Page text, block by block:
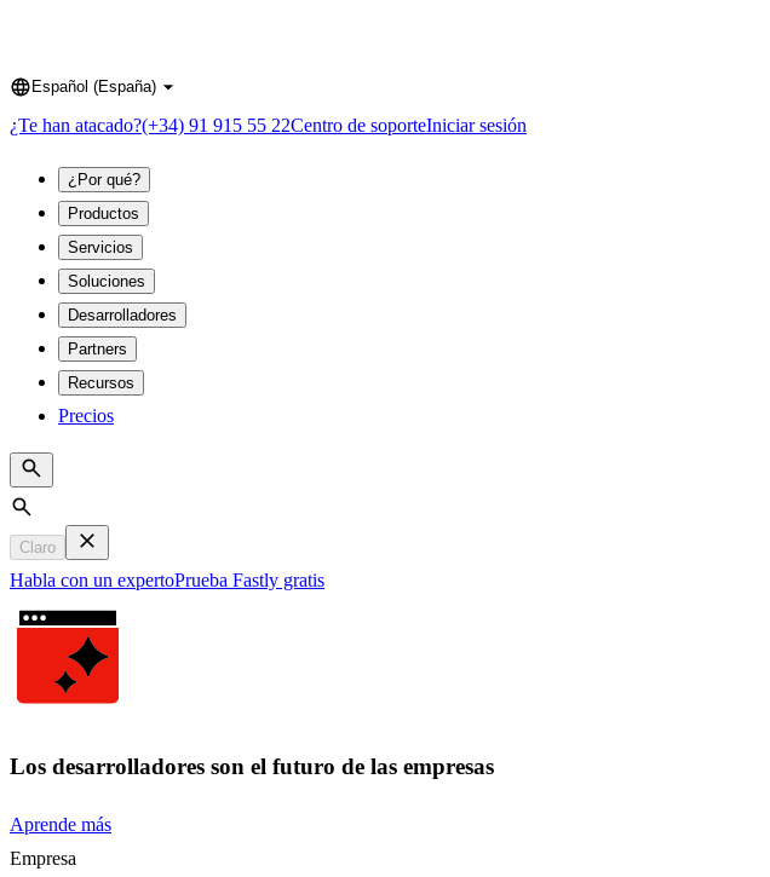
Language
Español (España)
¿Te han atacado?(+34) 91 915 55 22Centro de soporteIniciar sesión
¿Por qué?
Productos
Servicios
Soluciones
Desarrolladores
Partners
Recursos
Precios
Search
Claro
Habla con un expertoPrueba Fastly gratis
Los desarrolladores son el futuro de las empresas
Aprende más
Empresa